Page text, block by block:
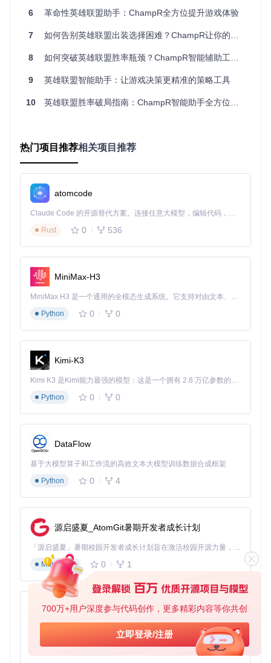
700万+用户深度参与代码创作，更多精彩内容等你共创
立即登录/注册
复杂的符文组合路径，频繁切换界面不仅分散注意力，还可能
导致错过最佳选择时机。
解决方案
ChampR开发了基于游戏内UI复刻的符文展示系统，在lcu/src/
会根据当前选择的英雄和游戏模式，自动展示最优符文组合。
界面采用双行布局展示主副符文路径，每个符文均以游戏内原
版图标呈现，并配备复制功能按钮。实测数据显示，该功能可
将符文配置时间从平均45秒缩短至10秒以内，且配置准确率提
升至98%以上。
跨模式智能适配：场景化配置体系
解决方案
ChampR构建了基于模式识别的动态配置系统，在 lcu/src/con
stants.rs中定义了各模式的特性参数。系统通过游戏进程分析
当检测到URF模式时，系统会自动提升冷却缩减属性权重；而
在ARAM模式下，则会优化技能急速相关配置。这种自适应机
制使配置方案的模式适配准确率达到95%，大幅降低了玩家的
操作负担。
从零开始的部署指南
目标
完成ChampR的本地化部署与基础配置，实现与游戏客户端的
无缝集成。
前置条件
英雄联盟客户端已安装并更新至最新版本
Rust开发环境（1.56.0+）
Git工具
分步操作
代码获取
git clone
操作要点：确保网络通畅，克隆过程中不要中断连接
6 革命性英雄联盟助手：ChampR全方位提升游戏体验
7 如何告别英雄联盟出装选择困难？ChampR让你的胜率提升30%
8 如何突破英雄联盟胜率瓶颈？ChampR智能辅助工具全解析
9 英雄联盟智能助手：让游戏决策更精准的策略工具
10 英雄联盟胜率破局指南：ChampR智能助手全方位应用攻略
热门项目推荐相关项目推荐
atomcode
Claude Code 的开源替代方案。连接任意大模型，编辑代码，运行命令，自动验证 — 全自动执行。用 Rust 构建，极致性能。 ｜ An open-source alternative to Claude Code. Connect any LLM, edit code, run commands, and verify changes — autonomously. Built in Rust for speed. Get Started
Rust
0 536
MiniMax-H3
MiniMax H3 是一个通用的全模态生成系统。它支持对由文本、图像、视频和音频组成的多模态上下文进行统一理解，并能生成分辨率高达 2K、时长可达 15 秒的带原生立体声音频的视频。得益于面向任务泛化的系统设计，H3 在预训练阶段就已具备广泛的多模态上下文理解与生成能力，能够出色地执行复杂的多模态指令。
Python
0 0
Kimi-K3
Kimi K3 是Kimi能力最强的模型：这是一个拥有 2.8 万亿参数的混合专家（MoE）模型，具备原生视觉理解能力，并支持 100 万 token 的上下文窗口。
Python
0 0
DataFlow
基于大模型算子和工作流的高效文本大模型训练数据合成框架
Python
0 4
源启盛夏_AtomGit暑期开发者成长计划
「源启盛夏」暑期校园开发者成长计划旨在激活校园开源力量，通过积分激励、认证扶持、资源倾斜等形式，引导高校组织和开发者完成「入驻 — 建项目 — 做贡献 — 获认证 — 得资源」的完整闭环。无论你是想带领社团入驻平台的组织者，还是希望用代码贡献证明自己的开发者，都能在这里找到属于你的成长路径。
Markdown
0 1
py-xiaozhi
基于Python的Xiaozhi AI，适用于想要完整Xiaozhi体验而无需拥有专用硬件的用户。
Python
0 1